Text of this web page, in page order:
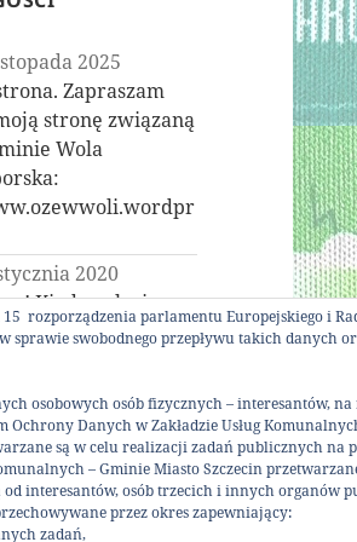
2025
Zapraszam
stronę związaną
Wola
2020
Kiedy galeria
ponownie otworzy
grudnia 2019
wszystkiego
z okazji Swiat
i Nowego
z maska sie
15 rozporządzenia parlamentu Europejskiego i
sprawie swobodnego przepływu takich danych
osobowych osób fizycznych – interesantów, na
Ochrony Danych w Zakładzie Usług
są w celu realizacji zadań publicznych na
– Gminie Miasto Szczecin
od interesantów, osób trzecich i innych organów
przez okres zapewniający:
zadań,